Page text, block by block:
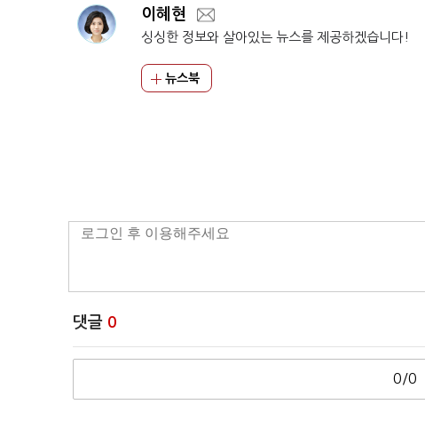
이혜현
싱싱한 정보와 살아있는 뉴스를 제공하겠습니다!
뉴스북
댓글 0
0/0